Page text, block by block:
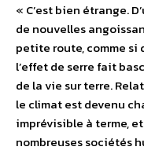
« C’est bien étrange.
de nouvelles
petite route, comme si
l’effet de serre fait
de la vie sur terre.
le climat est devenu
imprévisible à terme,
nombreuses sociétés